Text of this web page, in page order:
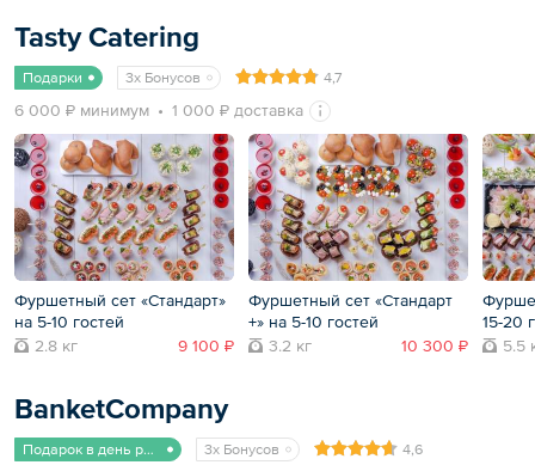
Tasty Catering
Подарки 3x Бонусов 4,7
6 000 ₽ минимум 1 000 ₽ доставка
Фуршетный сет «Стандарт»
на 5-10 гостей
2.8 кг
9 100 ₽
Фуршетный сет «Стандарт
+» на 5-10 гостей
3.2 кг
10 300 ₽
15-20
5.5
BanketCompany
Подарок в день рождения 3x Бонусов 4,6